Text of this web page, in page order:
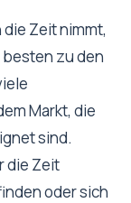
Zeit nimmt,
besten zu den
Markt, die
sind.
die Zeit
oder sich